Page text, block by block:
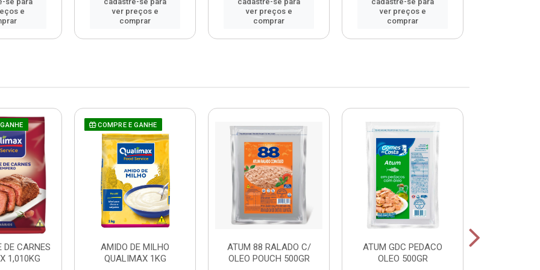
e
ver preços e
comprar
ver preços e
comprar
ver preços e
comprar
CARNES
1,010KG
COMPRE E GANHE
AMIDO DE MILHO
QUALIMAX 1KG
ATUM 88 RALADO C/
OLEO POUCH 500GR
ATUM GDC PEDACO
OLEO 500GR